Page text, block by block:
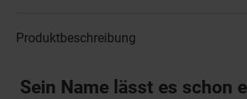
Produktbeschreibung
Sein Name lässt es schon